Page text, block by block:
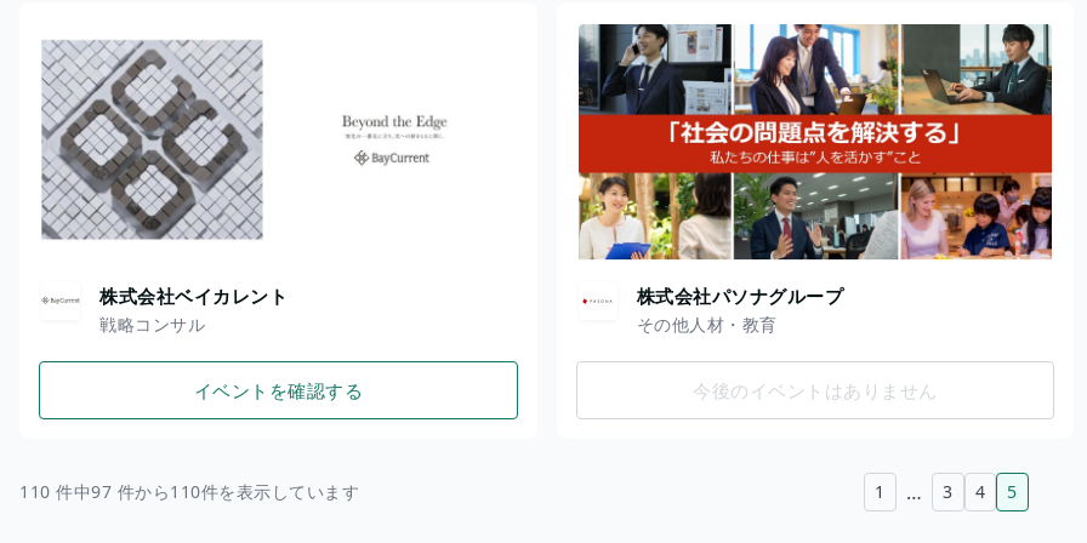
株式会社ベイカレント
戦略コンサル
イベントを確認する
株式会社パソナグループ
その他人材・教育
今後のイベントはありません
1 … 3 4 5
110 件中97 件から110件を表示しています